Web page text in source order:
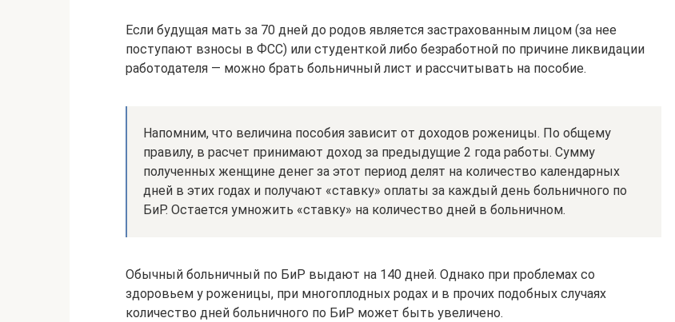
Если будущая мать за 70 дней до родов является застрахованным лицом (за нее
поступают взносы в ФСС) или студенткой либо безработной по причине ликвидации
работодателя — можно брать больничный лист и рассчитывать на пособие.
Напомним, что величина пособия зависит от доходов роженицы. По общему
правилу, в расчет принимают доход за предыдущие 2 года работы. Сумму
полученных женщине денег за этот период делят на количество календарных
дней в этих годах и получают «ставку» оплаты за каждый день больничного по
БиР. Остается умножить «ставку» на количество дней в больничном.
Обычный больничный по БиР выдают на 140 дней. Однако при проблемах со
здоровьем у роженицы, при многоплодных родах и в прочих подобных случаях
количество дней больничного по БиР может быть увеличено.